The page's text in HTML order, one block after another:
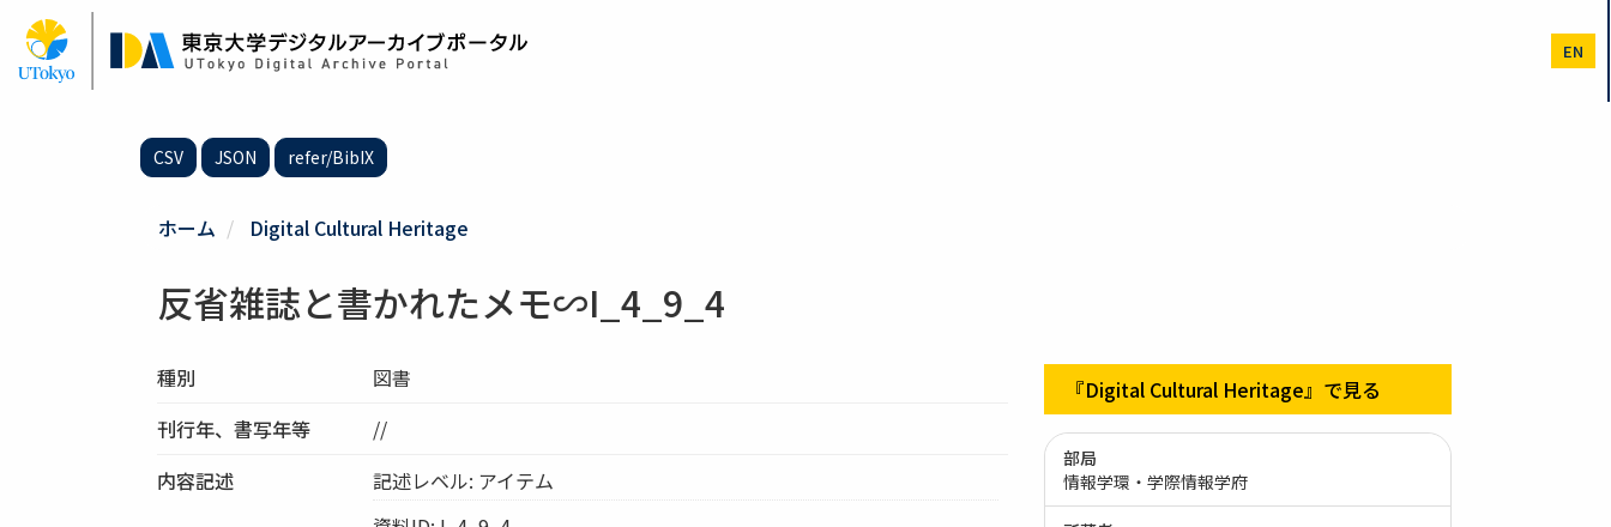
ン
EN
CSV JSON refer/BibIX
ホーム Digital Cultural Heritage
反省雑誌と書かれたメモ∽I_4_9_4
種別
図書
刊行年、書写年等
//
内容記述
記述レベル: アイテム
『Digital Cultural Heritage』で見る
部局
情報学環・学際情報学府